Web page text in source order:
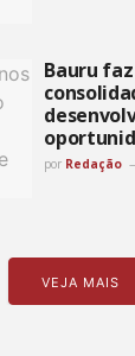
Bauru
por Redação
VEJA MAIS